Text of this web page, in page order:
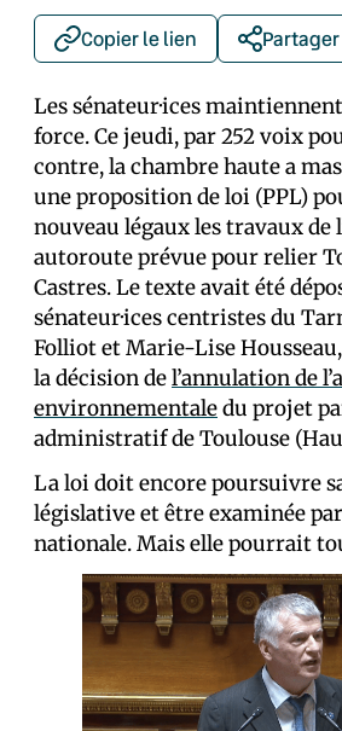
Copier le lien Partager
Les sénateur·ices
force. Ce jeudi, par 252 voix
contre, la chambre haute a
une proposition de loi (PPL)
nouveau légaux les travaux de
autoroute prévue pour relier
Castres. Le texte avait été
sénateur·ices centristes du
Folliot et Marie-Lise
la décision del’annulation de
environnementaledu projet
administratif de Toulouse
La loi doit encore poursuivre
législative et être examinée par
nationale. Mais elle pourrait